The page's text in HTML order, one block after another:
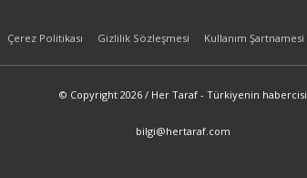
Çerez Politikası Gizlilik Sözleşmesi Kullanım Şartnamesi
© Copyright 2026 / Her Taraf - Türkiyenin habercisi
bilgi@hertaraf.com